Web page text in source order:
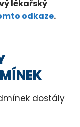
lékařský
odkaze.
dostály